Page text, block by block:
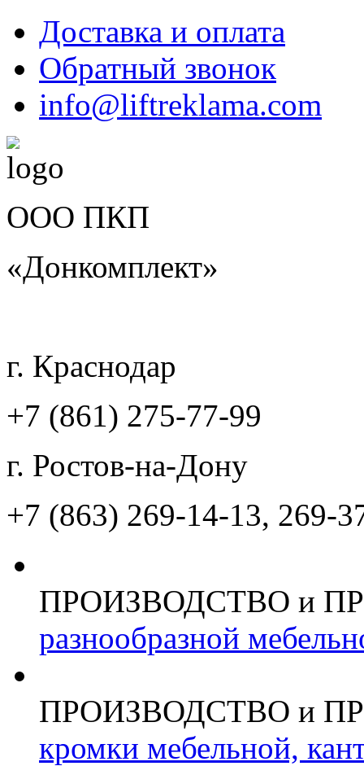
Доставка и оплата
Обратный звонок
info@liftreklama.com
ООО ПКП
«Донкомплект»
г. Краснодар
+7 (861) 275-77-99
г. Ростов-на-Дону
+7 (863) 269-14-13, 269-
ПРОИЗВОДСТВО и
разнообразной
ПРОИЗВОДСТВО и
кромки мебельной,